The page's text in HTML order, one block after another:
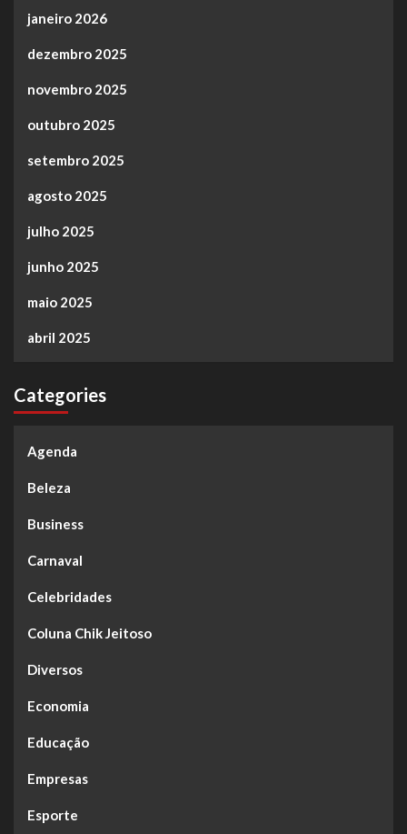
janeiro 2026
dezembro 2025
novembro 2025
outubro 2025
setembro 2025
agosto 2025
julho 2025
junho 2025
maio 2025
abril 2025
Categories
Agenda
Beleza
Business
Carnaval
Celebridades
Coluna Chik Jeitoso
Diversos
Economia
Educação
Empresas
Esporte